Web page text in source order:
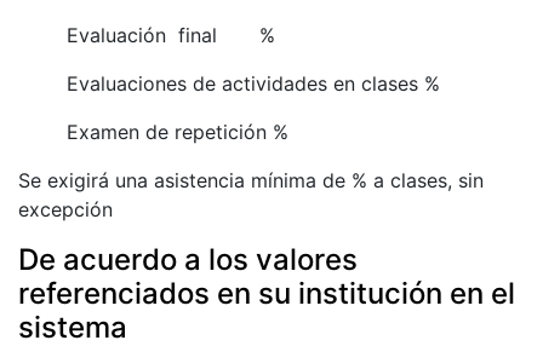
Evaluación final %
Evaluaciones de actividades en clases %
Examen de repetición %
Se exigirá una asistencia mínima de % a clases, sin
excepción
De acuerdo a los valores
referenciados en su institución en el
sistema